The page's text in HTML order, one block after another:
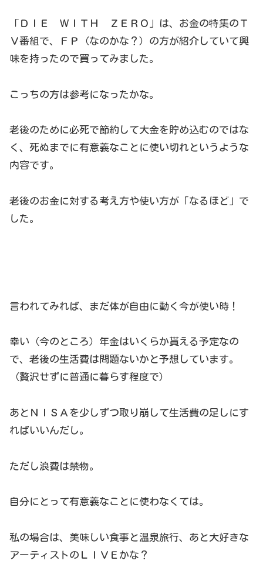
「ＤＩＥ ＷＩＴＨ ＺＥＲＯ」は、お金の特集のＴ
Ｖ番組で、ＦＰ（なのかな？）の方が紹介していて興
味を持ったので買ってみました。
こっちの方は参考になったかな。
老後のために必死で節約して大金を貯め込むのではな
く、死ぬまでに有意義なことに使い切れというような
内容です。
老後のお金に対する考え方や使い方が「なるほど」で
した。
言われてみれば、まだ体が自由に動く今が使い時！
幸い（今のところ）年金はいくらか貰える予定なの
で、老後の生活費は問題ないかと予想しています。
（贅沢せずに普通に暮らす程度で）
あとＮＩＳＡを少しずつ取り崩して生活費の足しにす
ればいいんだし。
ただし浪費は禁物。
自分にとって有意義なことに使わなくては。
私の場合は、美味しい食事と温泉旅行、あと大好きな
アーティストのＬＩＶＥかな？